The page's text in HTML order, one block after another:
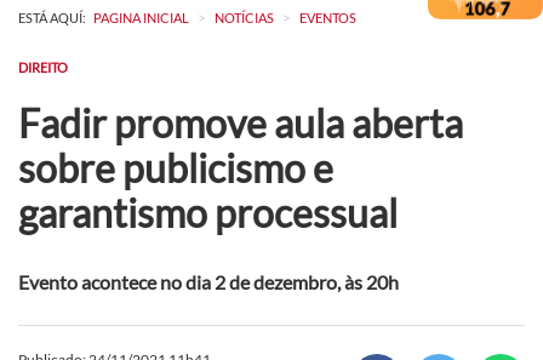
ESTÁ AQUÍ: PAGINA INICIAL > NOTÍCIAS > EVENTOS
DIREITO
Fadir promove aula aberta
sobre publicismo e
garantismo processual
Evento acontece no dia 2 de dezembro, às 20h